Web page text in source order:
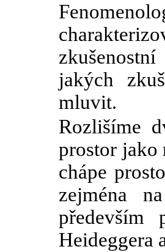
jakých
mluvit.
Rozlišíme
prostor jako
chápe
zejména
především
Heideggera